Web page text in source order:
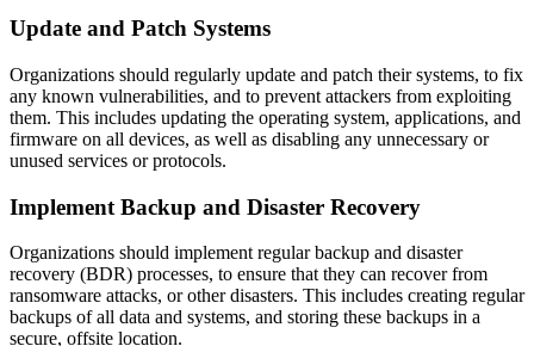
Update and Patch Systems
Organizations should regularly update and patch their systems, to fix
any known vulnerabilities, and to prevent attackers from exploiting
them. This includes updating the operating system, applications, and
firmware on all devices, as well as disabling any unnecessary or
unused services or protocols.
Implement Backup and Disaster Recovery
Organizations should implement regular backup and disaster
recovery (BDR) processes, to ensure that they can recover from
ransomware attacks, or other disasters. This includes creating regular
backups of all data and systems, and storing these backups in a
secure, offsite location.